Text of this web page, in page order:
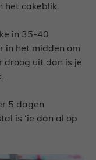
het cakeblik.
in 35-40
in het midden om
droog uit dan is je
5 dagen
is ‘ie dan al op